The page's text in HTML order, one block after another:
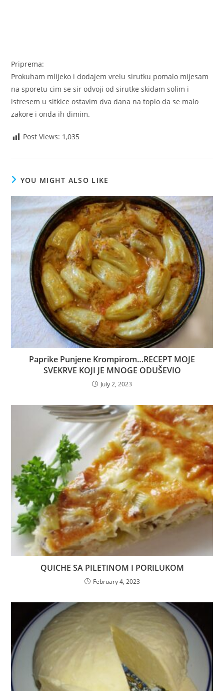
Priprema:
Prokuham mlijeko i dodajem vrelu sirutku pomalo mijesam
na sporetu cim se sir odvoji od sirutke skidam solim i
istresem u sitkice ostavim dva dana na toplo da se malo
zakore i onda ih dimim.
Post Views: 1,035
YOU MIGHT ALSO LIKE
Paprike Punjene Krompirom…RECEPT MOJE
SVEKRVE KOJI JE MNOGE ODUŠEVIO
July 2, 2023
QUICHE SA PILETINOM I PORILUKOM
February 4, 2023